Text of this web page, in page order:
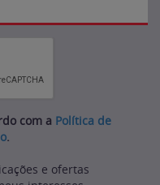
com a Política de
.
e ofertas